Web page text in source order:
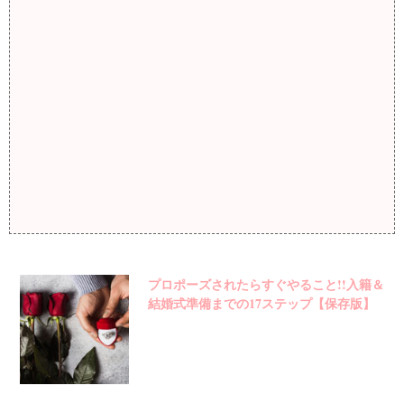
プロポーズされたらすぐやること!!入籍＆
結婚式準備までの17ステップ【保存版】